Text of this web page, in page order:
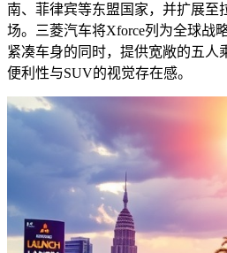
南、菲律宾等东盟国家，并扩展至
场。三菱汽车将Xforce列为全球战
紧凑车身的同时，提供宽敞的五人
便利性与SUV的视觉存在感。